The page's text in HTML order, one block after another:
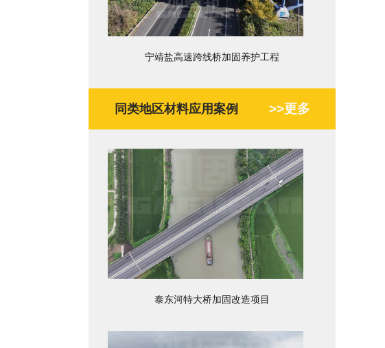
宁靖盐高速跨线桥加固养护工程
同类地区材料应用案例 >>更多
泰东河特大桥加固改造项目